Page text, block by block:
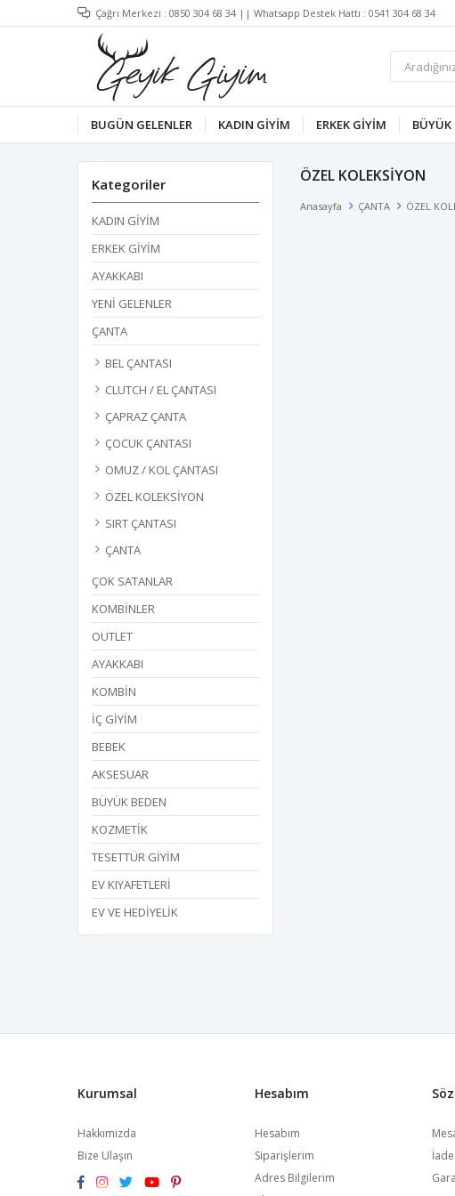
Çağrı Merkezi : 0850 304 68 34 || Whatsapp Destek Hattı : 0541 304 68 34
BUGÜN GELENLER KADIN GİYİM ERKEK GİYİM BÜYÜK
Kategoriler
KADIN GİYİM
ERKEK GİYİM
AYAKKABI
YENİ GELENLER
ÇANTA
BEL ÇANTASI
CLUTCH / EL ÇANTASI
ÇAPRAZ ÇANTA
ÇOCUK ÇANTASI
OMUZ / KOL ÇANTASI
ÖZEL KOLEKSİYON
SIRT ÇANTASI
ÇANTA
ÇOK SATANLAR
KOMBİNLER
OUTLET
AYAKKABI
KOMBİN
İÇ GİYİM
BEBEK
AKSESUAR
BÜYÜK BEDEN
KOZMETİK
TESETTÜR GİYİM
EV KIYAFETLERİ
EV VE HEDİYELİK
ÖZEL KOLEKSİYON
Anasayfa ÇANTA ÖZEL
Kurumsal
Hakkımızda
Bize Ulaşın
Hesabım
Hesabım
Siparişlerim
Adres Bilgilerim